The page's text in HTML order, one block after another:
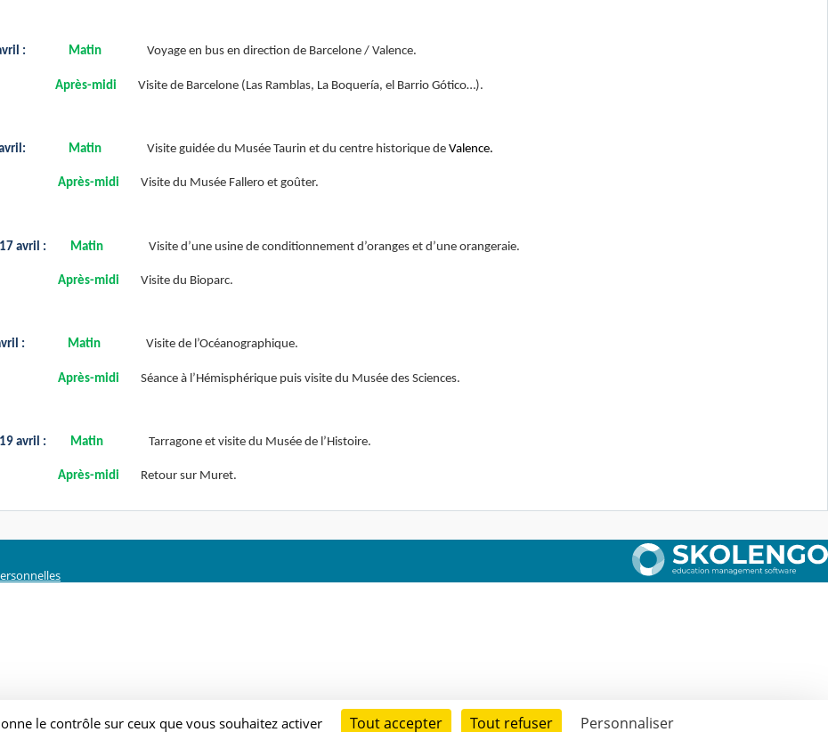
: Matin Voyage en bus en direction de Barcelone / Valence.
Après-midi Visite de Barcelone (Las Ramblas, La Boquería, el Barrio Gótico…).
Matin Visite guidée du Musée Taurin et du centre historique de Valence.
Après-midi Visite du Musée Fallero et goûter.
avril : Matin Visite d’une usine de conditionnement d’oranges et d’une orangeraie.
Après-midi Visite du Bioparc.
: Matin Visite de l’Océanographique.
Après-midi Séance à l’Hémisphérique puis visite du Musée des Sciences.
avril : Matin Tarragone et visite du Musée de l’Histoire.
Après-midi Retour sur Muret.
le contrôle sur ceux que vous souhaitez activer Tout accepter Tout refuser Personnaliser